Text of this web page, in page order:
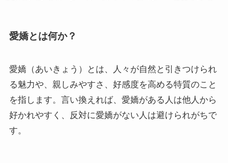
愛嬌とは何か？
愛嬌（あいきょう）とは、人々が自然と引きつけられ
る魅力や、親しみやすさ、好感度を高める特質のこと
を指します。言い換えれば、愛嬌がある人は他人から
好かれやすく、反対に愛嬌がない人は避けられがちで
す。